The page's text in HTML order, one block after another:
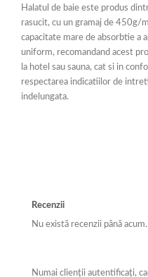
Halatul de baie este produs
rasucit, cu un gramaj de 450g/
capacitate mare de absorbtie a
uniform, recomandand acest
la hotel sau sauna, cat si in
respectarea indicatiilor de
indelungata.
Recenzii
Nu există recenzii până acum.
Numai clienții autentificați,